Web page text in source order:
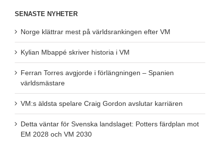
SENASTE NYHETER
Norge klättrar mest på världsrankingen efter VM
Kylian Mbappé skriver historia i VM
Ferran Torres avgjorde i förlängningen – Spanien
världsmästare
VM:s äldsta spelare Craig Gordon avslutar karriären
Detta väntar för Svenska landslaget: Potters färdplan mot
EM 2028 och VM 2030